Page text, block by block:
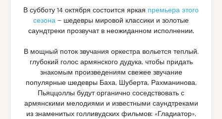
В субботу 14 октября состоится яркая премьера этого
сезона — шедевры мировой классики и золотые
саундтреки прозвучат в неожиданном исполнении.
В мощный поток звучания оркестра вольется теплый,
глубокий голос армянского дудука, чтобы придать
знакомым произведениям свежее звучание
популярные шедевры Баха, Шуберта, Рахманинова,
Пьяццоллы будут органично соседствовать с
армянскими мелодиями и известными саундтреками
из знаменитых голливудских фильмов: «Гладиатор»,